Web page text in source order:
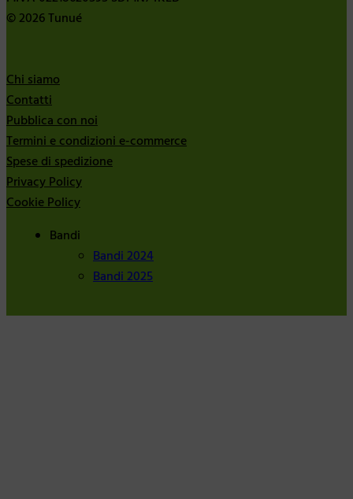
© 2026 Tunué
Chi siamo
Contatti
Pubblica con noi
Termini e condizioni e-commerce
Spese di spedizione
Privacy Policy
Cookie Policy
Bandi
Bandi 2024
Bandi 2025